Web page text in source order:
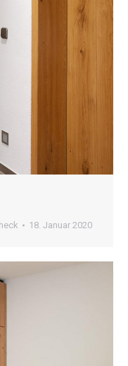
18. Januar 2020